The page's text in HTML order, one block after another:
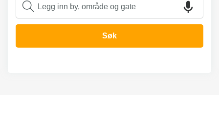
Oslo
Virtuelt
kontor
Fjordalléen
16 Oslo
28 Oslo
Søk